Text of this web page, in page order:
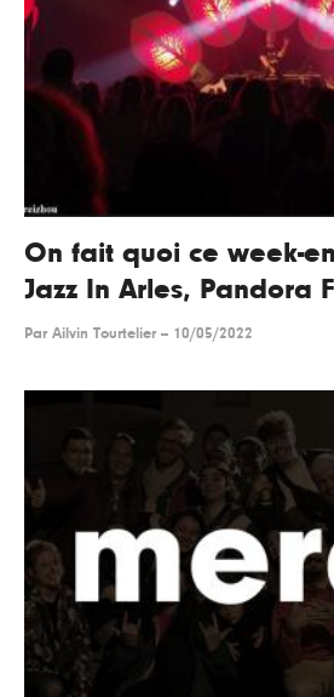
On fait quoi ce week-
Jazz In Arles, Pandora
Par Ailvin Tourtelier -- 10/05/2022